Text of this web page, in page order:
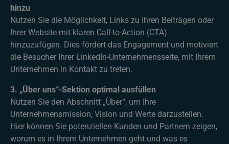
hinzu
Nutzen Sie die Möglichkeit, Links zu Ihren Beiträgen oder
Ihrer Website mit klaren Call-to-Action (CTA)
hinzuzufügen. Dies fördert das Engagement und motiviert
die Besucher Ihrer LinkedIn-Unternehmensseite, mit Ihrem
Unternehmen in Kontakt zu treten.
3. „Über uns“-Sektion optimal ausfüllen
Nutzen Sie den Abschnitt „Über“, um Ihre
Unternehmensmission, Vision und Werte darzustellen.
Hier können Sie potenziellen Kunden und Partnern zeigen,
worum es in Ihrem Unternehmen geht und was es